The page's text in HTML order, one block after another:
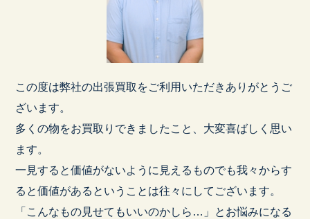
この度は弊社の出張買取をご利用いただきありがとうご
ざいます。
多くの物をお買取りできましたこと、大変喜ばしく思い
ます。
一見すると価値がないように見えるものでも我々からす
ると価値があるということは往々にしてございます。
「こんなもの見せてもいいのかしら…」とお悩みになる